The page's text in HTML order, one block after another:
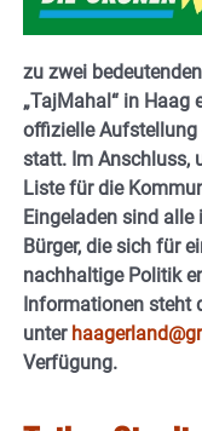
zu zwei
„TajMahal“ in Haag
offizielle Aufstellung
statt. Im Anschluss,
Liste für die
Eingeladen sind alle
Bürger, die sich für
nachhaltige Politik
Informationen steht
unter
Verfügung.